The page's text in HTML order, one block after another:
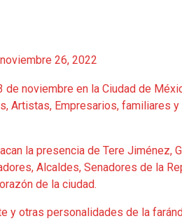
noviembre 26, 2022
de noviembre en la Ciudad de
Artistas, Empresarios, familiares
la presencia de Tere Jiménez,
Alcaldes, Senadores de la
de la ciudad.
y otras personalidades de la